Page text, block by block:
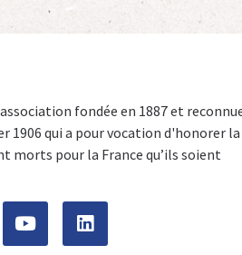
fondée en 1887 et
1906 qui a pour vocation d'honorer la
morts pour la France qu’ils soient